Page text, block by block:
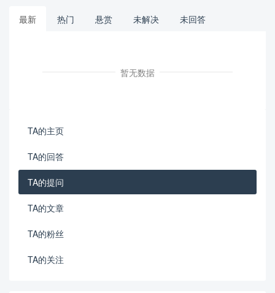
最新 热门 悬赏 未解决 未回答
暂无数据
TA的主页
TA的回答
TA的提问
TA的文章
TA的粉丝
TA的关注